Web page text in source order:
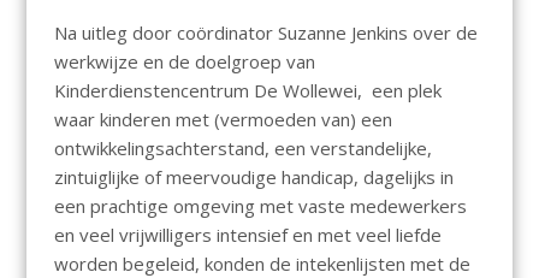
Na uitleg door coördinator Suzanne Jenkins over de
werkwijze en de doelgroep van
Kinderdienstencentrum De Wollewei, een plek
waar kinderen met (vermoeden van) een
ontwikkelingsachterstand, een verstandelijke,
zintuiglijke of meervoudige handicap, dagelijks in
een prachtige omgeving met vaste medewerkers
en veel vrijwilligers intensief en met veel liefde
worden begeleid, konden de intekenlijsten met de